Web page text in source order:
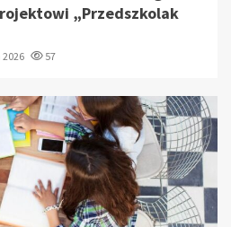
„Przedszkolak
2026 57